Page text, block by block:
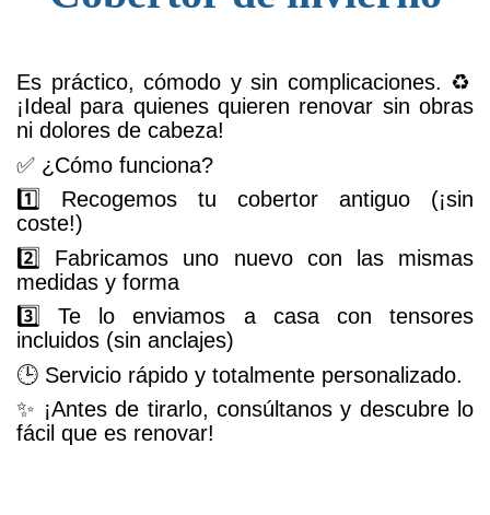
Es práctico, cómodo y sin complicaciones. ♻️
¡Ideal para quienes quieren renovar sin obras
ni dolores de cabeza!
✅ ¿Cómo funciona?
1️⃣ Recogemos tu cobertor antiguo (¡sin
coste!)
2️⃣ Fabricamos uno nuevo con las mismas
medidas y forma
3️⃣ Te lo enviamos a casa con tensores
incluidos (sin anclajes)
🕒 Servicio rápido y totalmente personalizado.
✨ ¡Antes de tirarlo, consúltanos y descubre lo
fácil que es renovar!